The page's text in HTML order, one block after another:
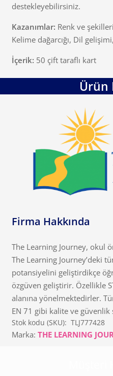
destekleyebilirsiniz.
Kazanımlar: Renk ve
Kelime dağarcığı, Dil
İçerik: 50 çift taraflı kart
Ürün
Firma Hakkında
The Learning Journey, okul
The Learning Journey’deki
potansiyelini geliştirdikçe
özgüven geliştirir. Özellikle
alanına yönelmektedirler.
EN 71 gibi kalite ve
Stok kodu (SKU): TLJ777428
Marka: THE LEARNING